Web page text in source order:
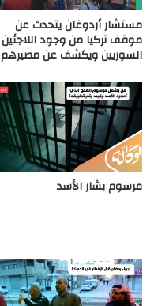
مستشار أردوغان يتحدث عن
موقف تركيا من وجود اللاجئين
السوريين ويكشف عن مصيرهم
مرسوم بشار الأسد